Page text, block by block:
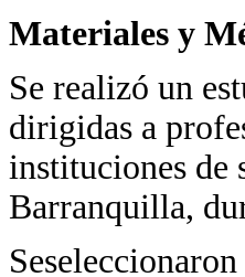
Materiales y
Se realizó un
dirigidas a
instituciones de
Barranquilla,